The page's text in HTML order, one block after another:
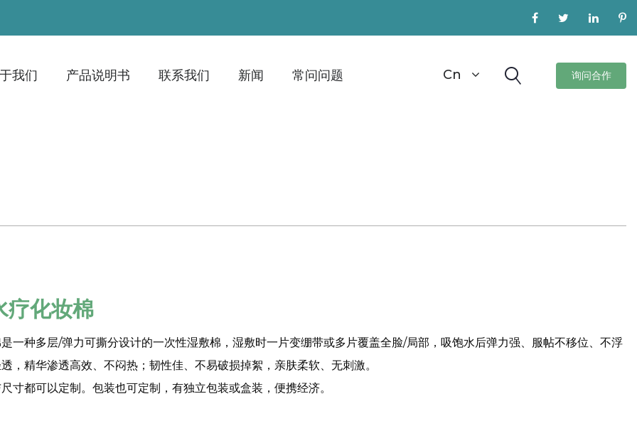
我们 产品说明书 联系我们 新闻 常问问题 Cn 询问合作
疗化妆棉
一种多层/弹力可撕分设计的一次性湿敷棉，湿敷时一片变绷带或多片覆盖全脸/局部，吸饱水后弹力强、服帖不移位、不浮
，精华渗透高效、不闷热；韧性佳、不易破损掉絮，亲肤柔软、无刺激。
寸都可以定制。包装也可定制，有独立包装或盒装，便携经济。